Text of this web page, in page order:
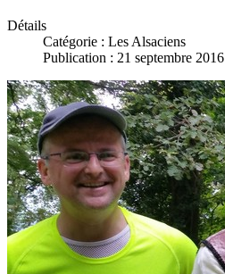
Détails
Catégorie : Les Alsaciens
Publication : 21 septembre 2016